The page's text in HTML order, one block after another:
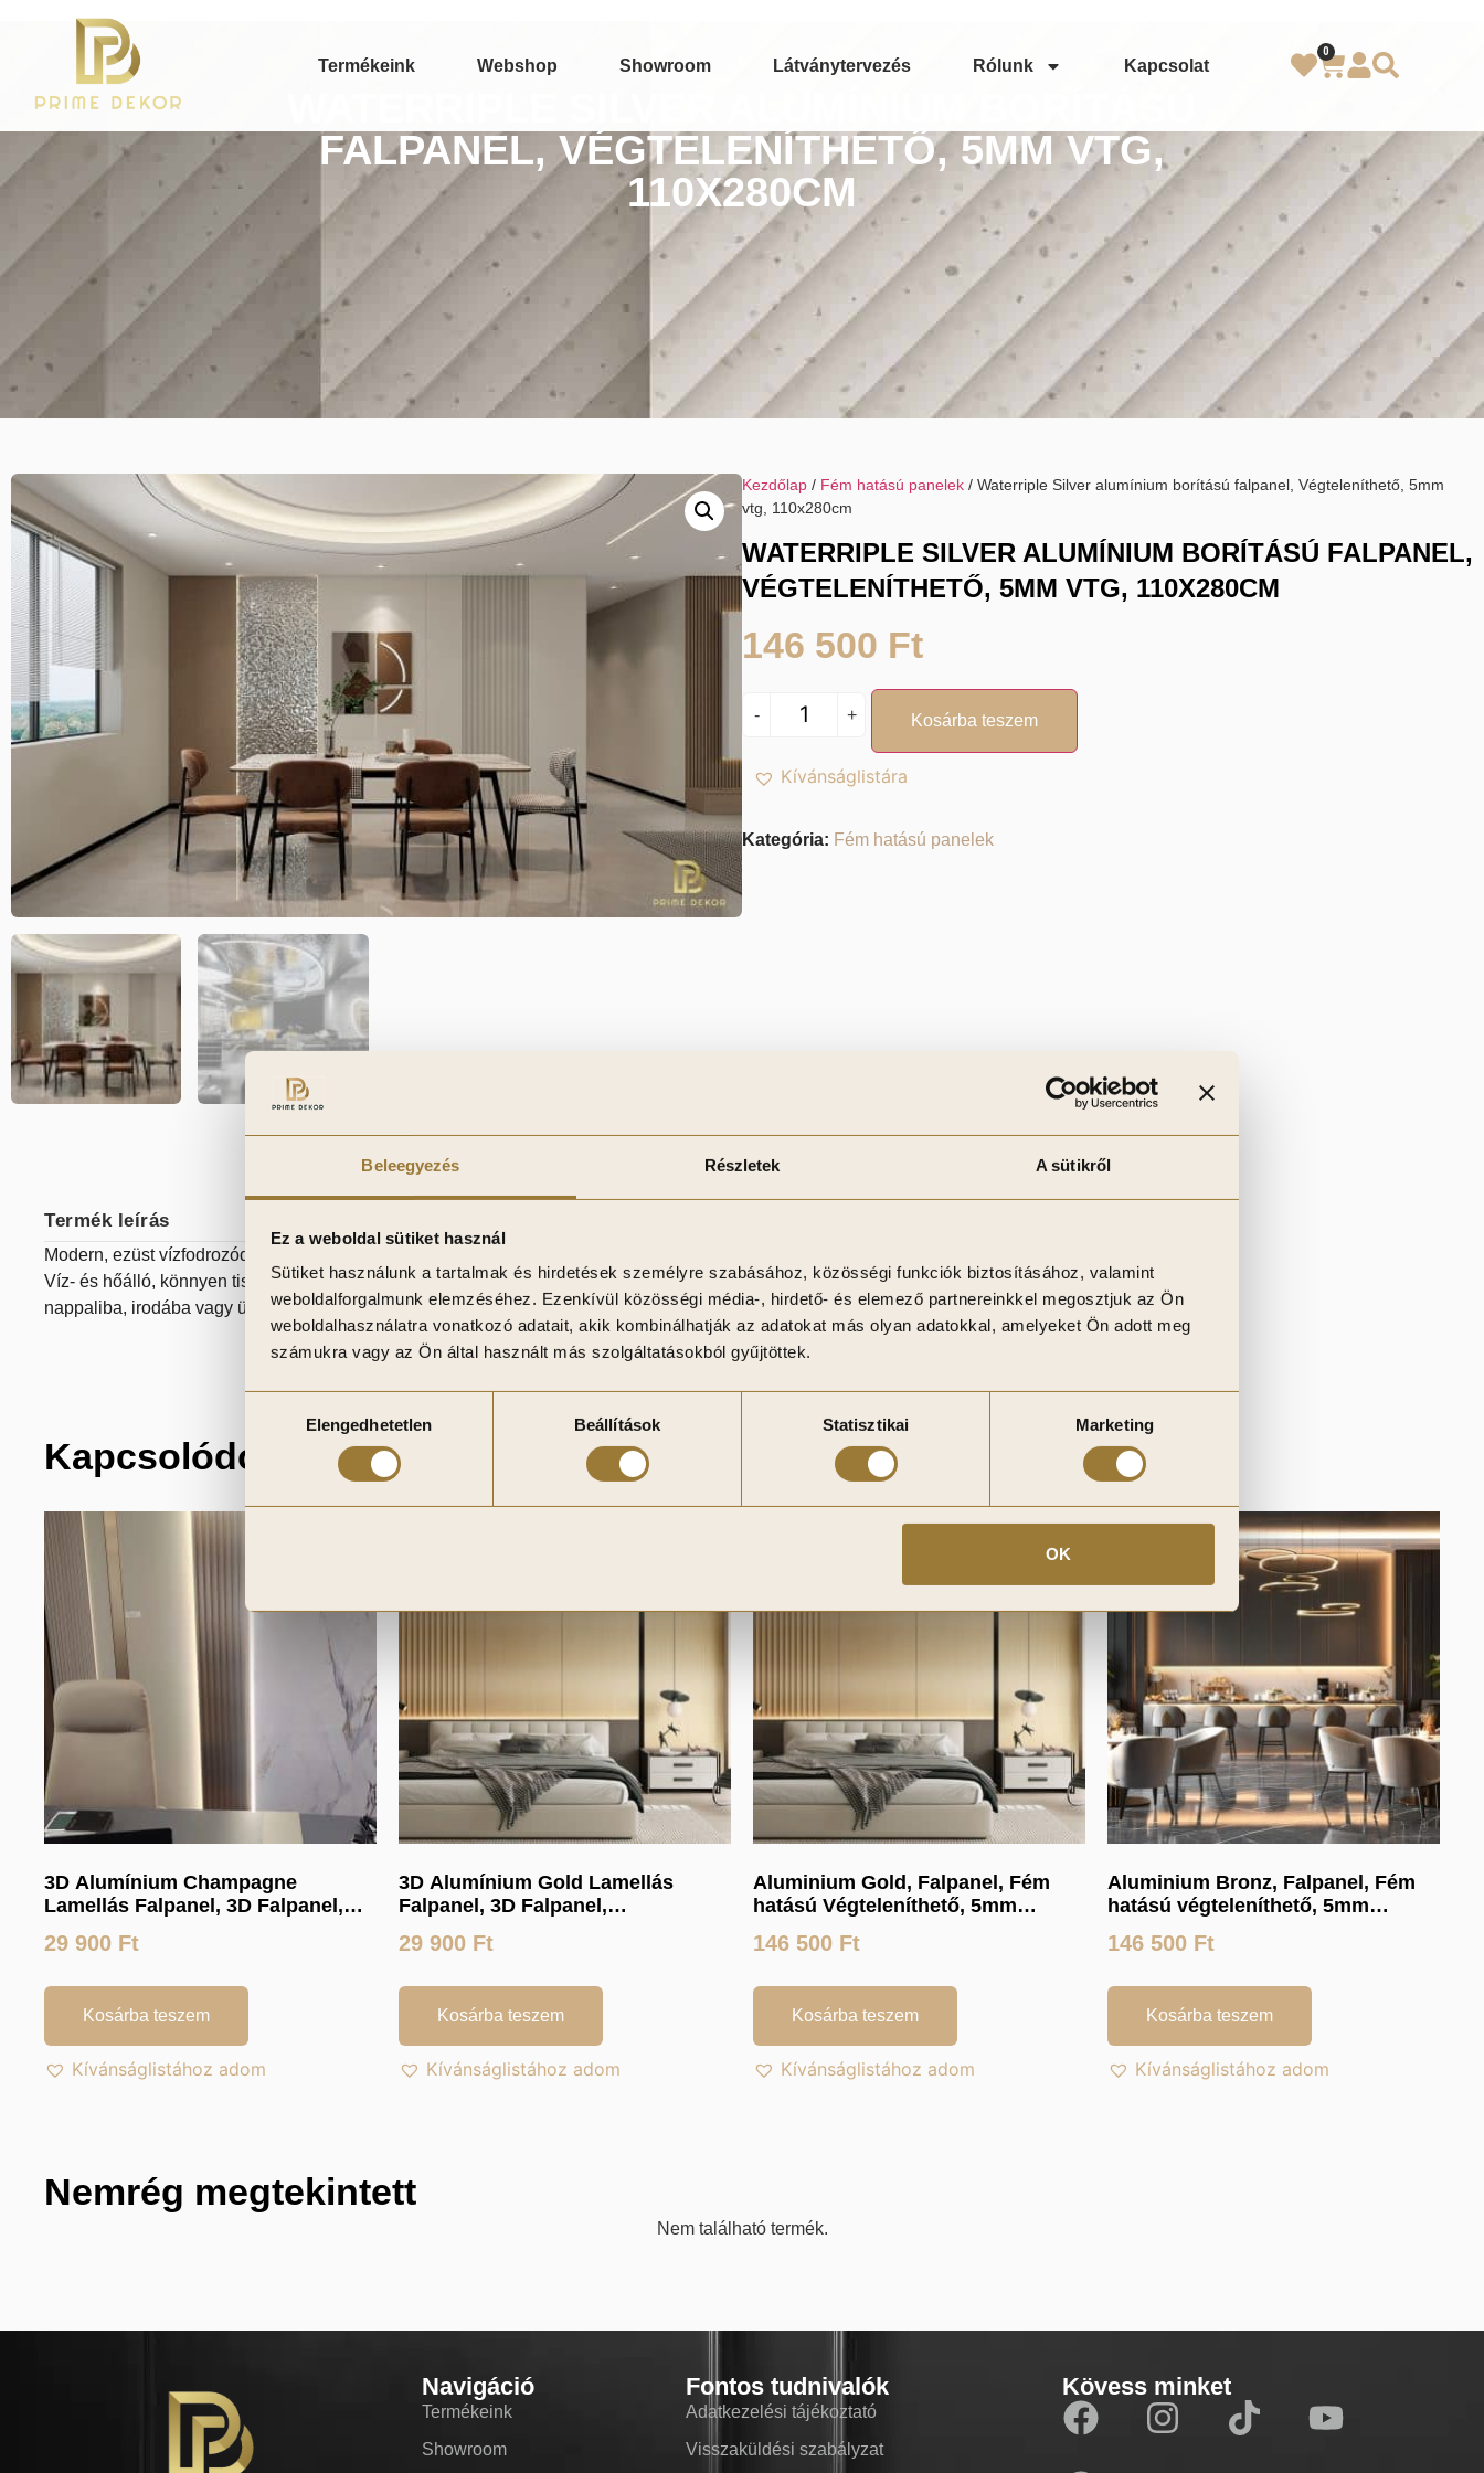
Beleegyezés Részletek A sütikről
Ez a weboldal sütiket használ
Sütiket használunk a tartalmak és hirdetések személyre szabásához, közösségi funkciók biztosításához, valamint
weboldalforgalmunk elemzéséhez. Ezenkívül közösségi média-, hirdető- és elemező partnereinkkel megosztjuk az Ön
weboldalhasználatra vonatkozó adatait, akik kombinálhatják az adatokat más olyan adatokkal, amelyeket Ön adott meg
számukra vagy az Ön által használt más szolgáltatásokból gyűjtöttek.
kiválasztásaElengedhetetlen Beállítások Statisztikai Marketing
OK
Termékeink Webshop Showroom Látványtervezés Rólunk Kapcsolat
0
FALPANEL, VÉGTELENÍTHETŐ, 5MM VTG,
110X280CM
Kezdőlap / Fém hatású panelek / Waterriple Silver alumínium borítású falpanel, Végteleníthető, 5mm
vtg, 110x280cm
WATERRIPLE SILVER ALUMÍNIUM BORÍTÁSÚ FALPANEL,
VÉGTELENÍTHETŐ, 5MM VTG, 110X280CM
146 500 Ft
- + Kosárba teszem
Kívánságlistára
Kategória: Fém hatású panelek
Termék leírás
Modern, ezüst vízfodrozódó és fémhatású dekorpanel, amely tökéletes választás minimalista, ipari vagy elegáns terekhez.
Víz- és hőálló, könnyen tisztítható, ragasztással rögzíthető. Letisztult, fényvisszaverő felülete tágítja a teret – ideális
nappaliba, irodába vagy üzlethelyiségbe.
Kapcsolódó termékek
3D Alumínium Champagne
Lamellás Falpanel, 3D Falpanel,
17cmX300cm
29 900 Ft
Kosárba teszem
Kívánságlistához adom
3D Alumínium Gold Lamellás
Falpanel, 3D Falpanel,
17cmX300cm
29 900 Ft
Kosárba teszem
Kívánságlistához adom
Aluminium Gold, Falpanel, Fém
hatású Végteleníthető, 5mm
146 500 Ft
Kosárba teszem
Kívánságlistához adom
Aluminium Bronz, Falpanel, Fém
hatású végteleníthető, 5mm
146 500 Ft
Kosárba teszem
Kívánságlistához adom
Nemrég megtekintett
Nem található termék.
Navigáció
Termékeink
Showroom
Fontos tudnivalók
Adatkezelési tájékoztató
Visszaküldési szabályzat
Kövess minket